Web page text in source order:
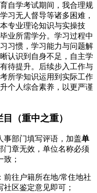
自学考试期间，我合理规
习无人督导等诸多困难，
专业理论知识与实操技
业所需学分。学习过程中
习惯，学习能力与问题解
认识到自身不足，自主学
待提升。后续步入工作与
所学知识运用到实际工作
个人综合素养，以更严谨
（重中之重）
事部门填写评语，加盖单
门章无效，单位名称必须
；
：前往户籍所在地/常住地社
区鉴定意见即可；